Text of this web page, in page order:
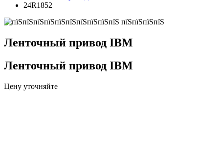
24R1852
Ленточный привод IBM
Ленточный привод IBM
Цену уточняйте